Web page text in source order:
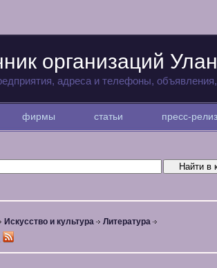
организаций
адреса и телефоны,
фирмы статьи пресс-
Искусство и культура Литература